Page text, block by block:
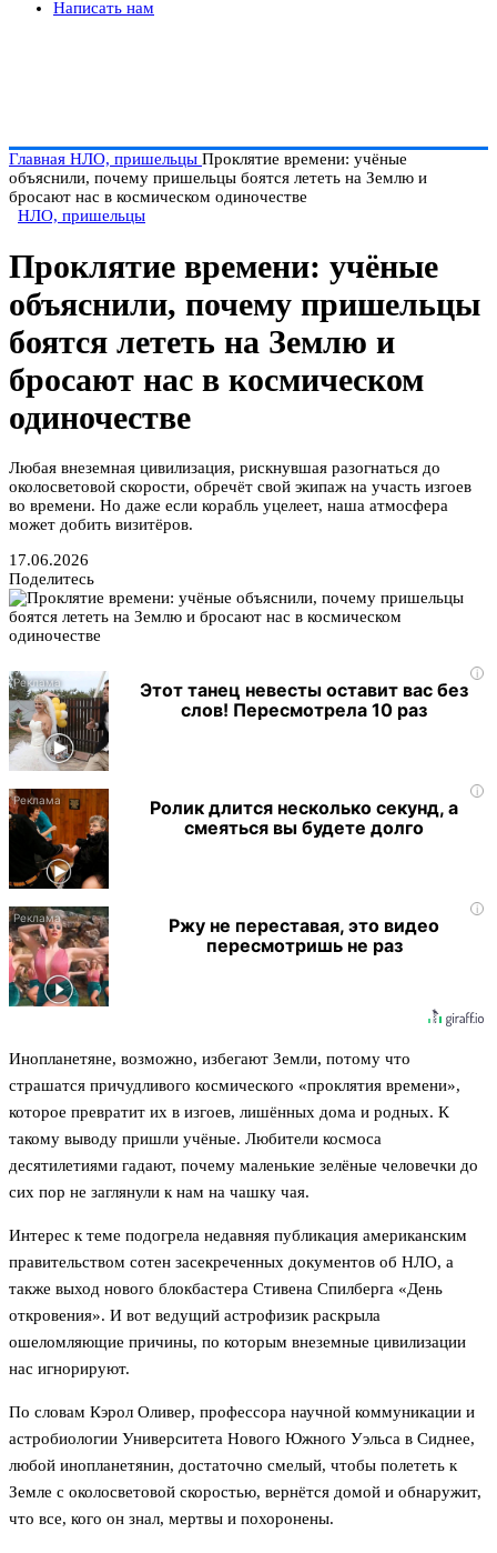
Написать нам
Главная НЛО, пришельцы Проклятие времени: учёные
объяснили, почему пришельцы боятся лететь на Землю и
бросают нас в космическом одиночестве
НЛО, пришельцы
Проклятие времени: учёные
объяснили, почему пришельцы
боятся лететь на Землю и
бросают нас в космическом
одиночестве
Любая внеземная цивилизация, рискнувшая разогнаться до
околосветовой скорости, обречёт свой экипаж на участь изгоев
во времени. Но даже если корабль уцелеет, наша атмосфера
может добить визитёров.
17.06.2026
Поделитесь
i
Этот танец невесты оставит вас без
слов! Пересмотрела 10 раз
i
Ролик длится несколько секунд, а
смеяться вы будете долго
i
Ржу не переставая, это видео
пересмотришь не раз
Инопланетяне, возможно, избегают Земли, потому что
страшатся причудливого космического «проклятия времени»,
которое превратит их в изгоев, лишённых дома и родных. К
такому выводу пришли учёные. Любители космоса
десятилетиями гадают, почему маленькие зелёные человечки до
сих пор не заглянули к нам на чашку чая.
Интерес к теме подогрела недавняя публикация американским
правительством сотен засекреченных документов об НЛО, а
также выход нового блокбастера Стивена Спилберга «День
откровения». И вот ведущий астрофизик раскрыла
ошеломляющие причины, по которым внеземные цивилизации
нас игнорируют.
По словам Кэрол Оливер, профессора научной коммуникации и
астробиологии Университета Нового Южного Уэльса в Сиднее,
любой инопланетянин, достаточно смелый, чтобы полететь к
Земле с околосветовой скоростью, вернётся домой и обнаружит,
что все, кого он знал, мертвы и похоронены.